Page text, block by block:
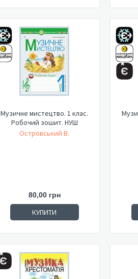
Музичне мистецтво. 1 клас.
Робочий зошит. НУШ
Островський В.
80,00 грн
КУПИТИ